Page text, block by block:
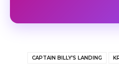
CAPTAIN BILLY’S LANDING